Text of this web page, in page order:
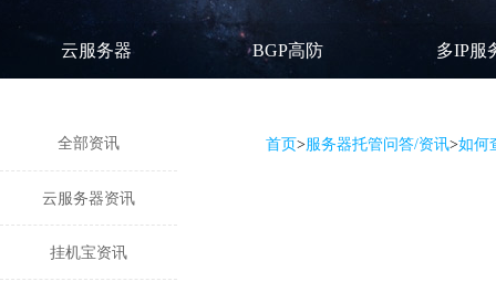
云服务器 BGP高防 多IP服
全部资讯
云服务器资讯
挂机宝资讯
首页>服务器托管问答/资讯>如何